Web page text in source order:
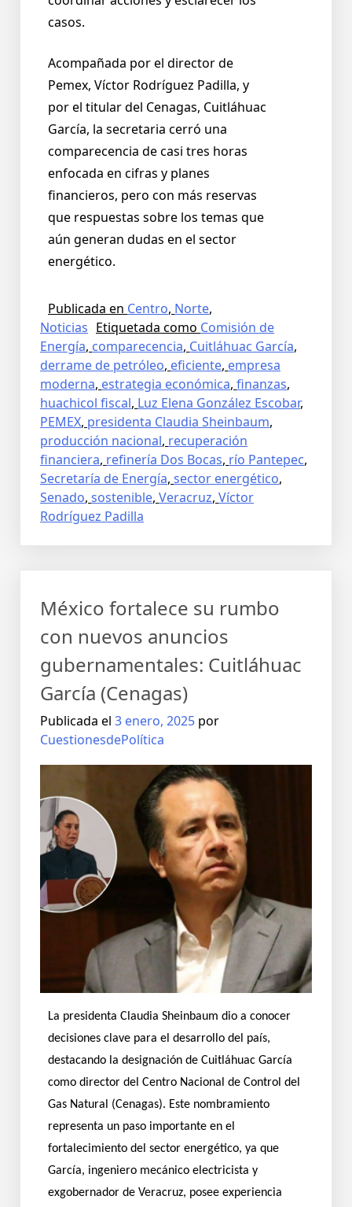
casos.
Acompañada por el director de
Pemex, Víctor Rodríguez Padilla, y
por el titular del Cenagas, Cuitláhuac
García, la secretaria cerró una
comparecencia de casi tres horas
enfocada en cifras y planes
financieros, pero con más reservas
que respuestas sobre los temas que
aún generan dudas en el sector
energético.
Publicada en Centro, Norte,
Noticias Etiquetada como Comisión de
Energía, comparecencia, Cuitláhuac García,
derrame de petróleo, eficiente, empresa
moderna, estrategia económica, finanzas,
huachicol fiscal, Luz Elena González Escobar,
PEMEX, presidenta Claudia Sheinbaum,
producción nacional, recuperación
financiera, refinería Dos Bocas, río Pantepec,
Secretaría de Energía, sector energético,
Senado, sostenible, Veracruz, Víctor
Rodríguez Padilla
México fortalece su rumbo
con nuevos anuncios
gubernamentales: Cuitláhuac
García (Cenagas)
Publicada el 3 enero, 2025 por
CuestionesdePolítica
La presidenta Claudia Sheinbaum dio a conocer
decisiones clave para el desarrollo del país,
destacando la designación de Cuitláhuac García
como director del Centro Nacional de Control del
Gas Natural (Cenagas). Este nombramiento
representa un paso importante en el
fortalecimiento del sector energético, ya que
García, ingeniero mecánico electricista y
exgobernador de Veracruz, posee experiencia